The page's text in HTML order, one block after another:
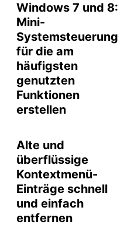
Windows 7 und 8:
Mini-
Systemsteuerung
für die am
häufigsten
genutzten
Funktionen
erstellen
Alte und
überflüssige
Kontextmenü-
Einträge schnell
und einfach
entfernen